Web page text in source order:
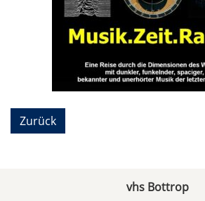
Zurück
vhs Bottrop